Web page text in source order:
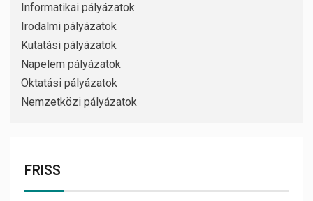
Informatikai pályázatok
Irodalmi pályázatok
Kutatási pályázatok
Napelem pályázatok
Oktatási pályázatok
Nemzetközi pályázatok
FRISS